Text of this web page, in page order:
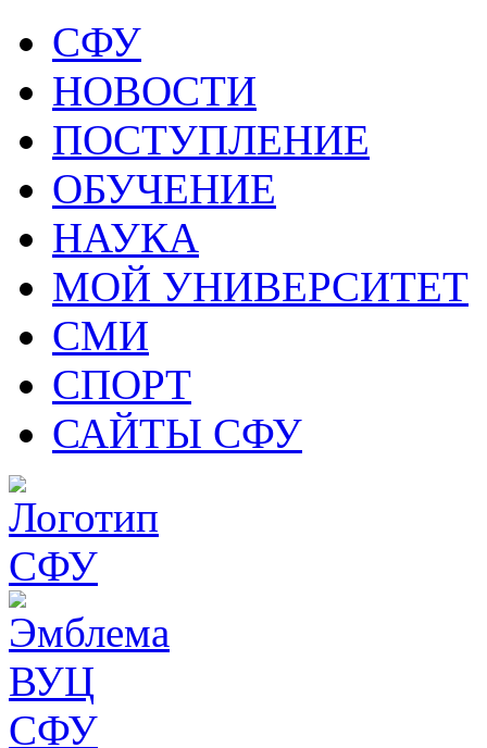
СФУ
НОВОСТИ
ПОСТУПЛЕНИЕ
ОБУЧЕНИЕ
НАУКА
МОЙ УНИВЕРСИТЕТ
СМИ
СПОРТ
САЙТЫ СФУ